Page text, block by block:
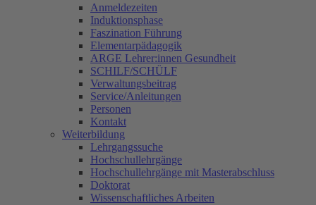
Anmeldezeiten
Induktionsphase
Faszination Führung
Elementarpädagogik
ARGE Lehrer:innen Gesundheit
SCHILF/SCHÜLF
Verwaltungsbeitrag
Service/Anleitungen
Personen
Kontakt
Weiterbildung
Lehrgangssuche
Hochschullehrgänge
Hochschullehrgänge mit Masterabschluss
Doktorat
Wissenschaftliches Arbeiten